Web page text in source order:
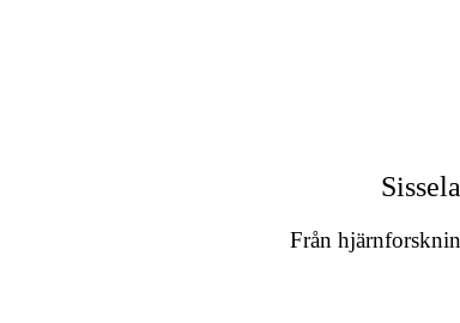
Från